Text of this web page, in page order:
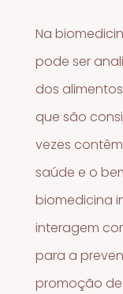
Na
pode ser
dos
que são
vezes
saúde e o
biomedicina
interagem
para a
promoção